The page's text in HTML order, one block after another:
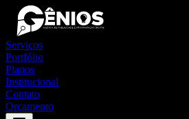
Serviços
Portfólio
Planos
Institucional
Contato
Orçamento